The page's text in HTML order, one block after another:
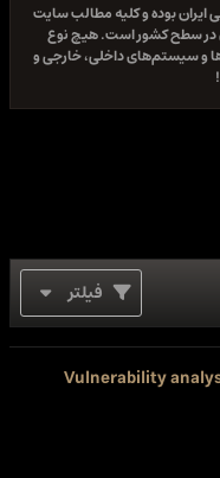
بوده و کلیه مطالب سایت
در سطح کشور است. هیچ نوع
و سیستم‌های داخلی، خارجی و
فیلتر
Vulnerability